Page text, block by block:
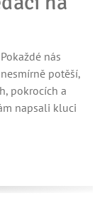
Pokaždé nás
nesmírně potěší,
pokrocích a
napsali kluci